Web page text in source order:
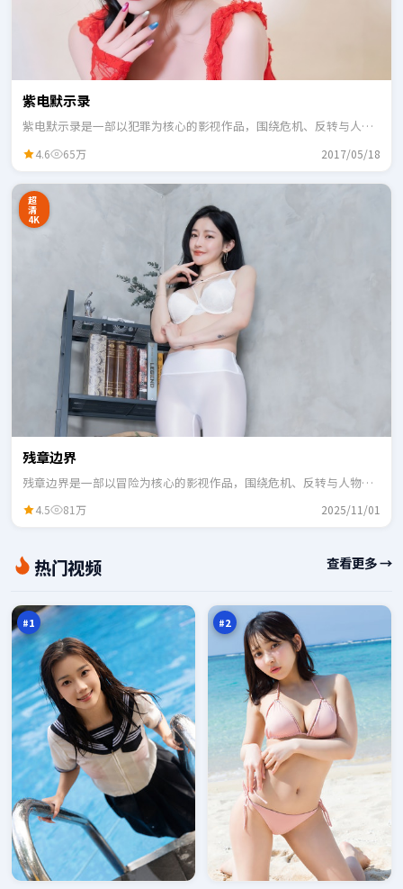
紫电默示录
紫电默示录是一部以犯罪为核心的影视作品，围绕危机、反转与人物
4.6 65万 2017/05/18
超
清
4K
残章边界
残章边界是一部以冒险为核心的影视作品，围绕危机、反转与人物成
4.5 81万 2025/11/01
热门视频 查看更多 →
#1
光
边 98
#2
归
途
法
则
97
万
季
风万